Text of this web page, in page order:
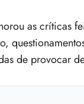
as críticas
de provocar